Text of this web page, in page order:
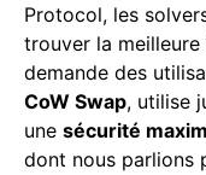
Protocol, les
trouver la
demande des
CoW Swap, utilise
une sécurité
dont nous parlions